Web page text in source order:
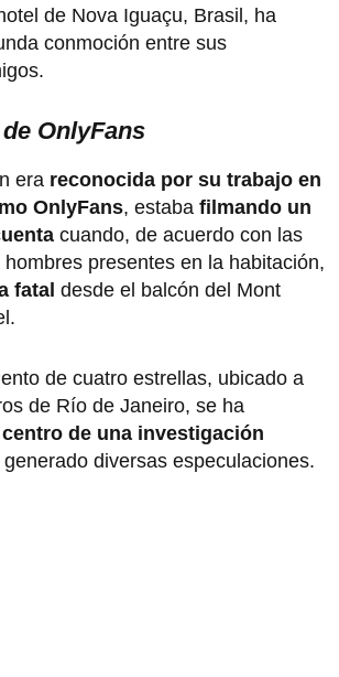
de Nova Iguaçu, Brasil, ha
conmoción entre sus
OnlyFans
era reconocida por su trabajo en
OnlyFans, estaba filmando un
cuando, de acuerdo con las
hombres presentes en la habitación,
fatal desde el balcón del Mont
de cuatro estrellas, ubicado a
de Río de Janeiro, se ha
centro de una investigación
diversas especulaciones.